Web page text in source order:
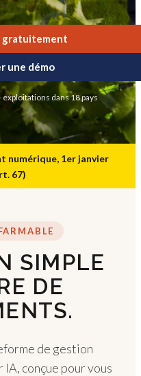
gratuitement
une démo
dans 18 pays
numérique, 1er janvier
67)
SIMPLE
DE
de gestion
conçue pour vous